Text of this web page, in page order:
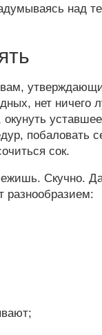
над
нет ничего
окунуть
побаловать
сок.
Скучно.
разнообразием: